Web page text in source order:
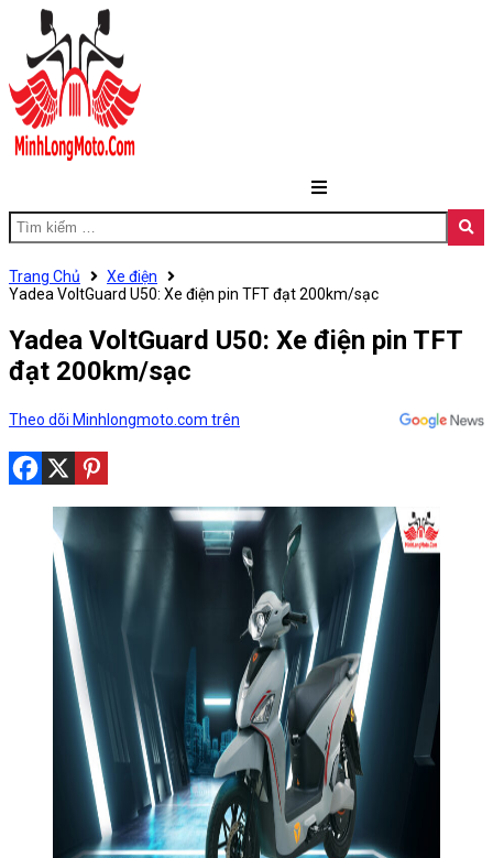
Trang Chủ
Xe điện
Yadea VoltGuard U50: Xe điện pin TFT đạt 200km/sạc
Yadea VoltGuard U50: Xe điện pin TFT
đạt 200km/sạc
Theo dõi Minhlongmoto.com trên